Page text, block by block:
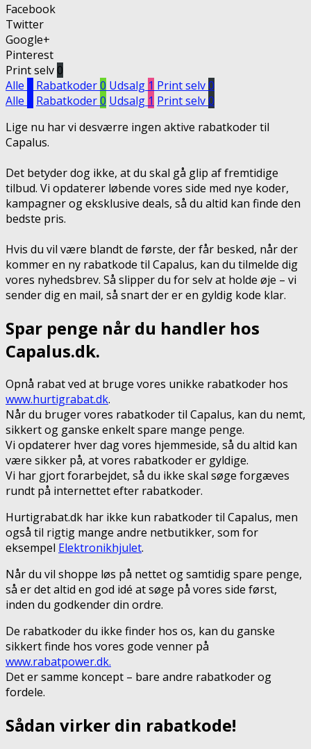
Facebook
Twitter
Google+
Pinterest
Print selv 0
Alle
Rabatkoder0 Udsalg 1 Print selv0
Alle
Rabatkoder0 Udsalg 1 Print selv0
Lige nu har vi desværre ingen aktive rabatkoder til
Capalus.
Det betyder dog ikke, at du skal gå glip af fremtidige
tilbud. Vi opdaterer løbende vores side med nye koder,
kampagner og eksklusive deals, så du altid kan finde den
bedste pris.
Hvis du vil være blandt de første, der får besked, når der
kommer en ny rabatkode til Capalus, kan du tilmelde dig
vores nyhedsbrev. Så slipper du for selv at holde øje – vi
sender dig en mail, så snart der er en gyldig kode klar.
Spar penge når du handler hos
Capalus.dk.
Opnå rabat ved at bruge vores unikke rabatkoder hos
www.hurtigrabat.dk.
Når du bruger vores rabatkoder til Capalus, kan du nemt,
sikkert og ganske enkelt spare mange penge.
Vi opdaterer hver dag vores hjemmeside, så du altid kan
være sikker på, at vores rabatkoder er gyldige.
Vi har gjort forarbejdet, så du ikke skal søge forgæves
rundt på internettet efter rabatkoder.
Hurtigrabat.dk har ikke kun rabatkoder til Capalus, men
også til rigtig mange andre netbutikker, som for
eksempel Elektronikhjulet.
Når du vil shoppe løs på nettet og samtidig spare penge,
så er det altid en god idé at søge på vores side først,
inden du godkender din ordre.
De rabatkoder du ikke finder hos os, kan du ganske
sikkert finde hos vores gode venner på
www.rabatpower.dk.
Det er samme koncept – bare andre rabatkoder og
fordele.
Sådan virker din rabatkode!